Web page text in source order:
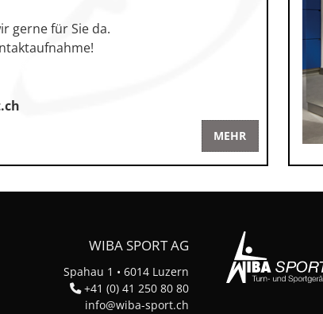
gerne für Sie da.
MEHR
WIBA SPORT AG
Spahau 1 • 6014 Luzern
+41 (0) 41 250 80 80
info@wiba-sport.ch